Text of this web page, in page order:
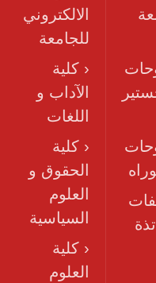
الالكتروني
للجامعة
‹ كلية
الآداب و
اللغات
‹ كلية
الحقوق و
العلوم
السياسية
‹ كلية
العلوم